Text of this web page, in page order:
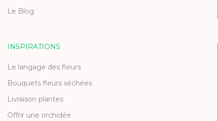
Le Blog
INSPIRATIONS
Le langage des fleurs
Bouquets fleurs séchées
Livraison plantes
Offrir une orchidée